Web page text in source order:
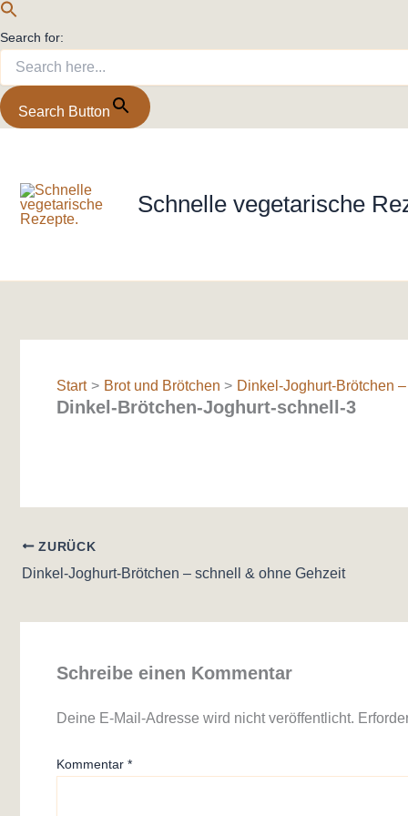
Search for:
Search Button
springen
Schnelle vegetarische
Start Brot und Brötchen Dinkel-Joghurt-Brötchen
Dinkel-Brötchen-Joghurt-schnell-3
ZURÜCK
Dinkel-Joghurt-Brötchen – schnell & ohne Gehzeit
Schreibe einen Kommentar
Deine E-Mail-Adresse wird nicht veröffentlicht.
Kommentar *